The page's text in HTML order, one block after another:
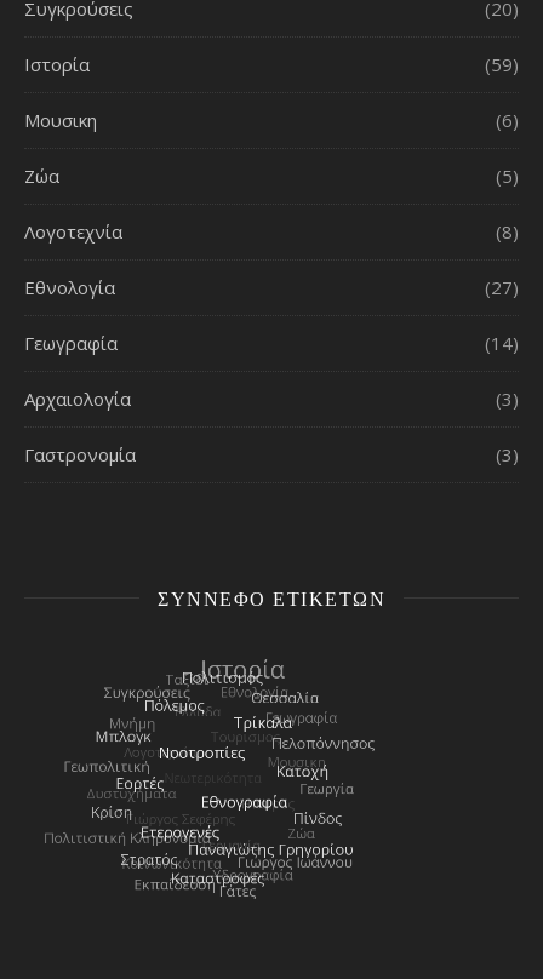
Συγκρούσεις (20)
Ιστορία (59)
Μουσικη (6)
Ζώα (5)
Λογοτεχνία (8)
Εθνολογία (27)
Γεωγραφία (14)
Αρχαιολογία (3)
Γαστρονομία (3)
ΣΎΝΝΕΦΟ ΕΤΙΚΕΤΏΝ